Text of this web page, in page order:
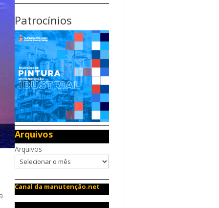
Patrocínios
Arquivos
Arquivos
Canal da manutenção.net